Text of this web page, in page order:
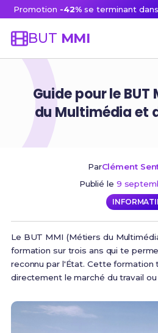
Promotion -42% se terminant dans
BUT MMI
Guide pour le BUT
du Multimédia et
ParClément
Publié le 9
Le BUT MMI (Métiers du
formation sur trois ans qui te
reconnu par l'État. Cette formation
directement le marché du travail